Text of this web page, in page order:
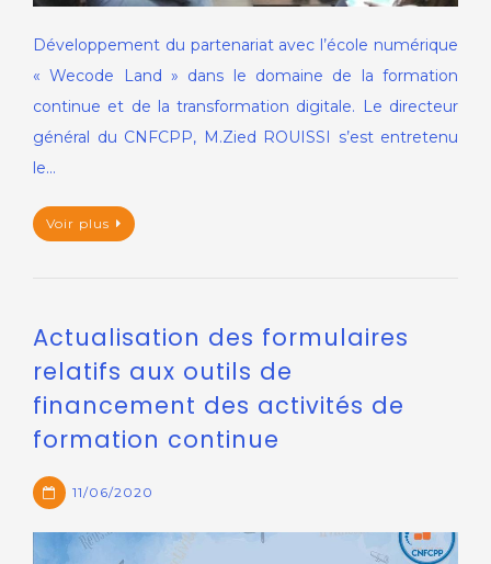
Développement du partenariat avec l’école numérique
« Wecode Land » dans le domaine de la formation
continue et de la transformation digitale. Le directeur
général du CNFCPP, M.Zied ROUISSI s’est entretenu
le…
Voir plus
Actualisation des formulaires
relatifs aux outils de
financement des activités de
formation continue
11/06/2020